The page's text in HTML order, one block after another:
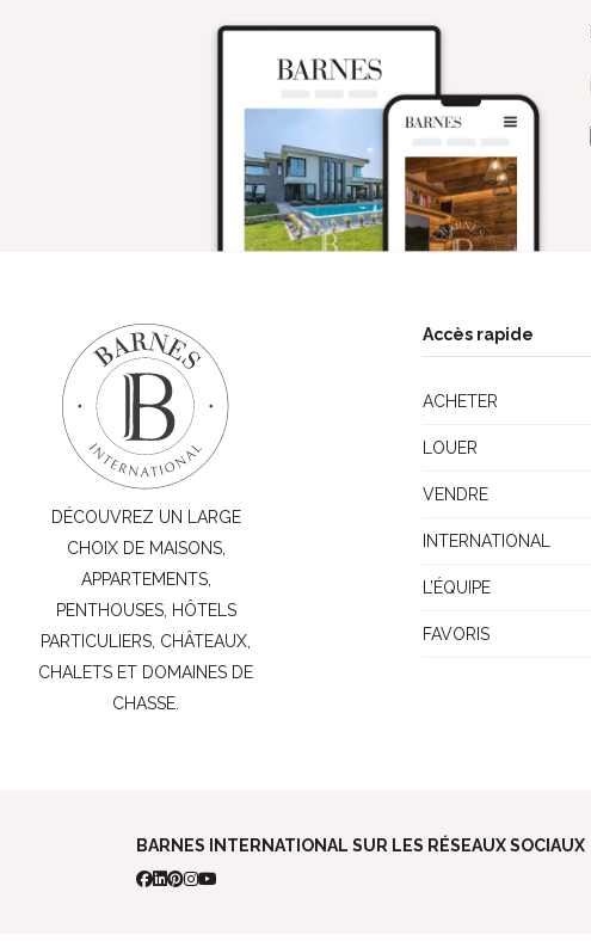
DÉCOUVREZ UN LARGE
CHOIX DE MAISONS,
APPARTEMENTS,
PENTHOUSES, HÔTELS
PARTICULIERS, CHÂTEAUX,
CHALETS ET DOMAINES DE
CHASSE.
Accès rapide
ACHETER
LOUER
VENDRE
INTERNATIONAL
L’ÉQUIPE
FAVORIS
BARNES INTERNATIONAL SUR LES RÉSEAUX SOCIAUX